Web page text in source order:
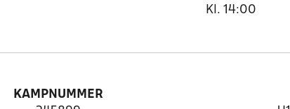
Kl. 14:00
KAMPNUMMER